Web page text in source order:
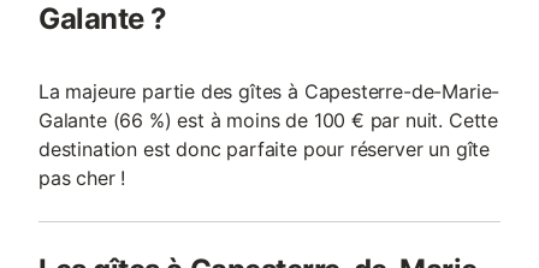
Galante ?
La majeure partie des gîtes à Capesterre-de-Marie-
Galante (66 %) est à moins de 100 € par nuit. Cette
destination est donc parfaite pour réserver un gîte
pas cher !